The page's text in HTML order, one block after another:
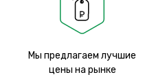
Мы предлагаем лучшие
цены на рынке